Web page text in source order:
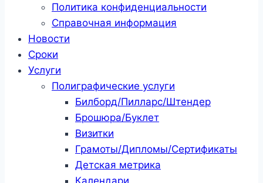
Политика конфиденциальности
Справочная информация
Новости
Сроки
Услуги
Полиграфические услуги
Билборд/Пилларс/Штендер
Брошюра/Буклет
Визитки
Грамоты/Дипломы/Сертификаты
Детская метрика
Календари